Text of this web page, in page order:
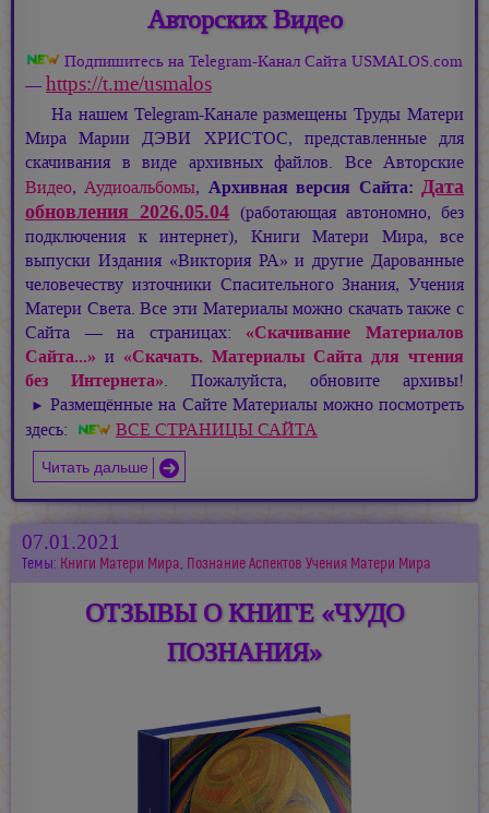
Авторских Видео
Подпишитесь на Telegram-Канал Сайта USMALOS.com
— https://t.me/usmalos
На нашем Telegram-Канале размещены Труды Матери
МираМарии ДЭВИ ХРИСТОС, представленные для
скачивания в виде архивных файлов. Все Авторские
Видео,Аудиоальбомы, Архивная версия Сайта:Дата
обновления 2026.05.04 (работающая автономно, без
подключения к интернет), Книги Матери Мира, все
выпуски Издания «Виктория РА» и другие Дарованные
человечеству източники Спасительного Знания, Учения
Матери Света. Все эти Материалы можно скачать также с
Сайта — на страницах: «Скачивание Материалов
Сайта...» и «Скачать. Материалы Сайта для чтения
без Интернета». Пожалуйста, обновите архивы!
► Размещённые на Сайте Материалы можно посмотреть
здесь:
ВСЕ СТРАНИЦЫ САЙТА
Читать дальше
07.01.2021
Темы: Книги Матери Мира, Познание Аспектов Учения Матери Мира
ОТЗЫВЫ О КНИГЕ «ЧУДО
ПОЗНАНИЯ»